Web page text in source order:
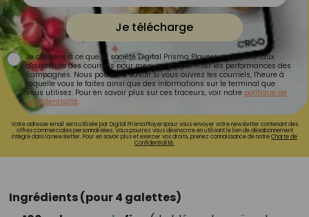
Je télécharge
Je consens à ce que la société Digital Prisma Players analyse le taux
d'ouverture des courriels pour mesurer et optimiser les performances des
campagnes. Nous pourrons savoir si vous ouvrez les courriels, l'heure à
laquelle vous le faites ainsi que des informations sur le terminal que
vous utilisez. Pour en savoir plus sur ces traceurs, voir notre politique de
confidentialité.
Votre adresse email sera utilisée par Digital Prisma Playerspour vous envoyer votre newsletter contenant des
offres commerciales personnalisées. Vous pourrez vous désinscrire en utilisant le lien de désabonnement
intégré dans la newsletter. Pour en savoir plus et exercer vos droits, prenez connaissance de notreCharte de
Confidentialité.
Ingrédients (pour 4 galettes)